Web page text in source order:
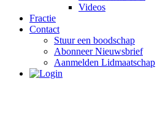
Videos
Fractie
Contact
Stuur een boodschap
Abonneer Nieuwsbrief
Aanmelden Lidmaatschap